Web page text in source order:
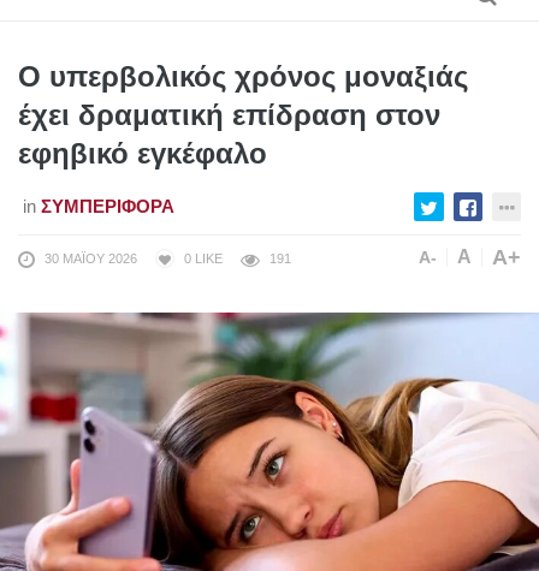
Ο υπερβολικός χρόνος μοναξιάς
έχει δραματική επίδραση στον
εφηβικό εγκέφαλο
in ΣΥΜΠΕΡΙΦΟΡΆ
30 ΜΑΪ́ΟΥ 2026 0 LIKE 191 A- A A+